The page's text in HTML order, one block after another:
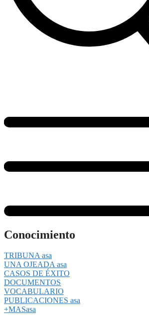
Conocimiento
TRIBUNA asa
UNA OJEADA asa
CASOS DE ÉXITO
DOCUMENTOS
VOCABULARIO
PUBLICACIONES asa
+MASasa